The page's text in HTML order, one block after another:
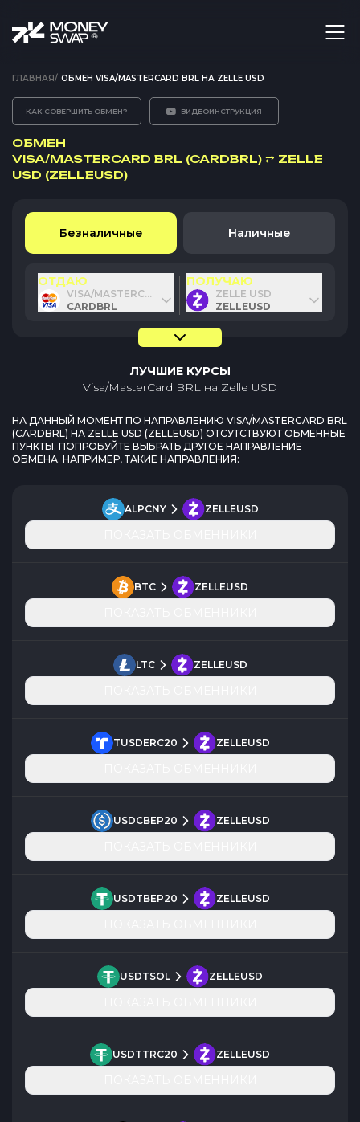
ГЛАВНАЯ/ ОБМЕН VISA/MASTERCARD BRL НА ZELLE USD
КАК СОВЕРШИТЬ ОБМЕН? ВИДЕОИНСТРУКЦИЯ
ОБМЕН
VISA/MASTERCARD BRL (CARDBRL) ⇄ ZELLE
USD (ZELLEUSD)
Безналичные Наличные
ОТДАЮ
VISA/MASTERCARD BRL
CARDBRL
ПОЛУЧАЮ
ZELLE USD
ZELLEUSD
ЛУЧШИЕ КУРСЫ
Visa/MasterCard BRL на Zelle USD
НА ДАННЫЙ МОМЕНТ ПО НАПРАВЛЕНИЮ VISA/MASTERCARD BRL
(CARDBRL) НА ZELLE USD (ZELLEUSD) ОТСУТСТВУЮТ ОБМЕННЫЕ
ПУНКТЫ. ПОПРОБУЙТЕ ВЫБРАТЬ ДРУГОЕ НАПРАВЛЕНИЕ
ОБМЕНА. НАПРИМЕР, ТАКИЕ НАПРАВЛЕНИЯ:
ALPCNY ZELLEUSD
BTC ZELLEUSD
LTC ZELLEUSD
TUSDERC20 ZELLEUSD
USDCBEP20 ZELLEUSD
USDTBEP20 ZELLEUSD
USDTSOL ZELLEUSD
USDTTRC20 ZELLEUSD